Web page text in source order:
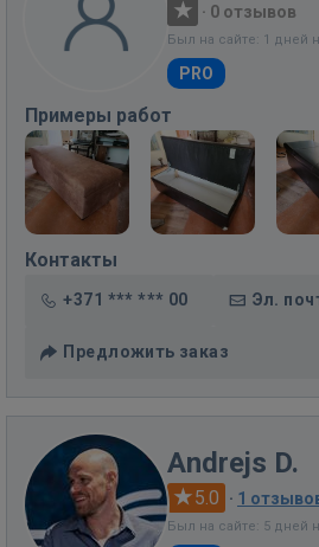
· 0 отзывов
Был на сайте: 1 дней
PRO
Примеры работ
Контакты
+371 *** *** 00 Эл.
Предложить заказ
Andrejs D.
5.0 · 1
Был на сайте: 5 дней